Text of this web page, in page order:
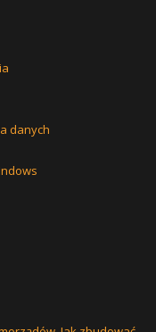
danych